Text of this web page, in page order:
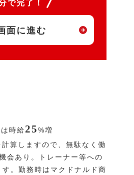
で完了！
面に進む
時給25%増
算しますので、無駄なく働
会あり。トレーナー等への
。勤務時はマクドナルド商